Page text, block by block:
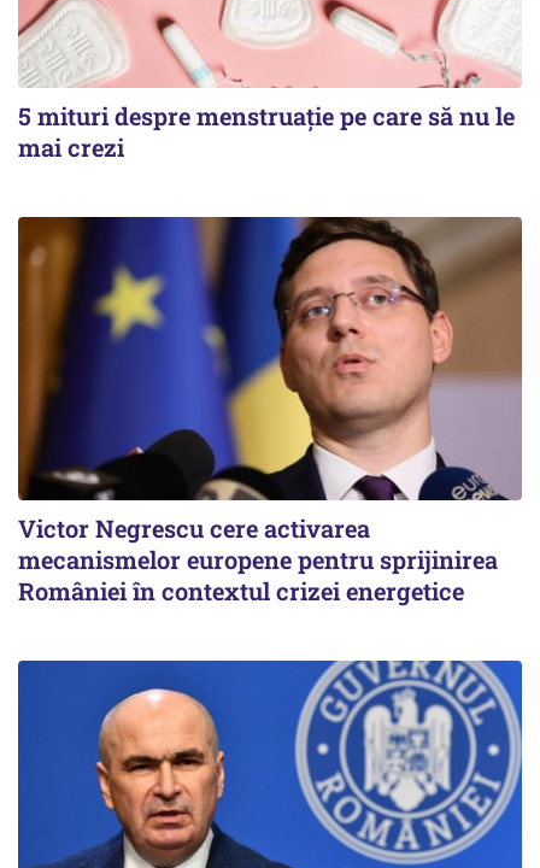
5 mituri despre menstruație pe care să nu le
mai crezi
Victor Negrescu cere activarea
mecanismelor europene pentru sprijinirea
României în contextul crizei energetice